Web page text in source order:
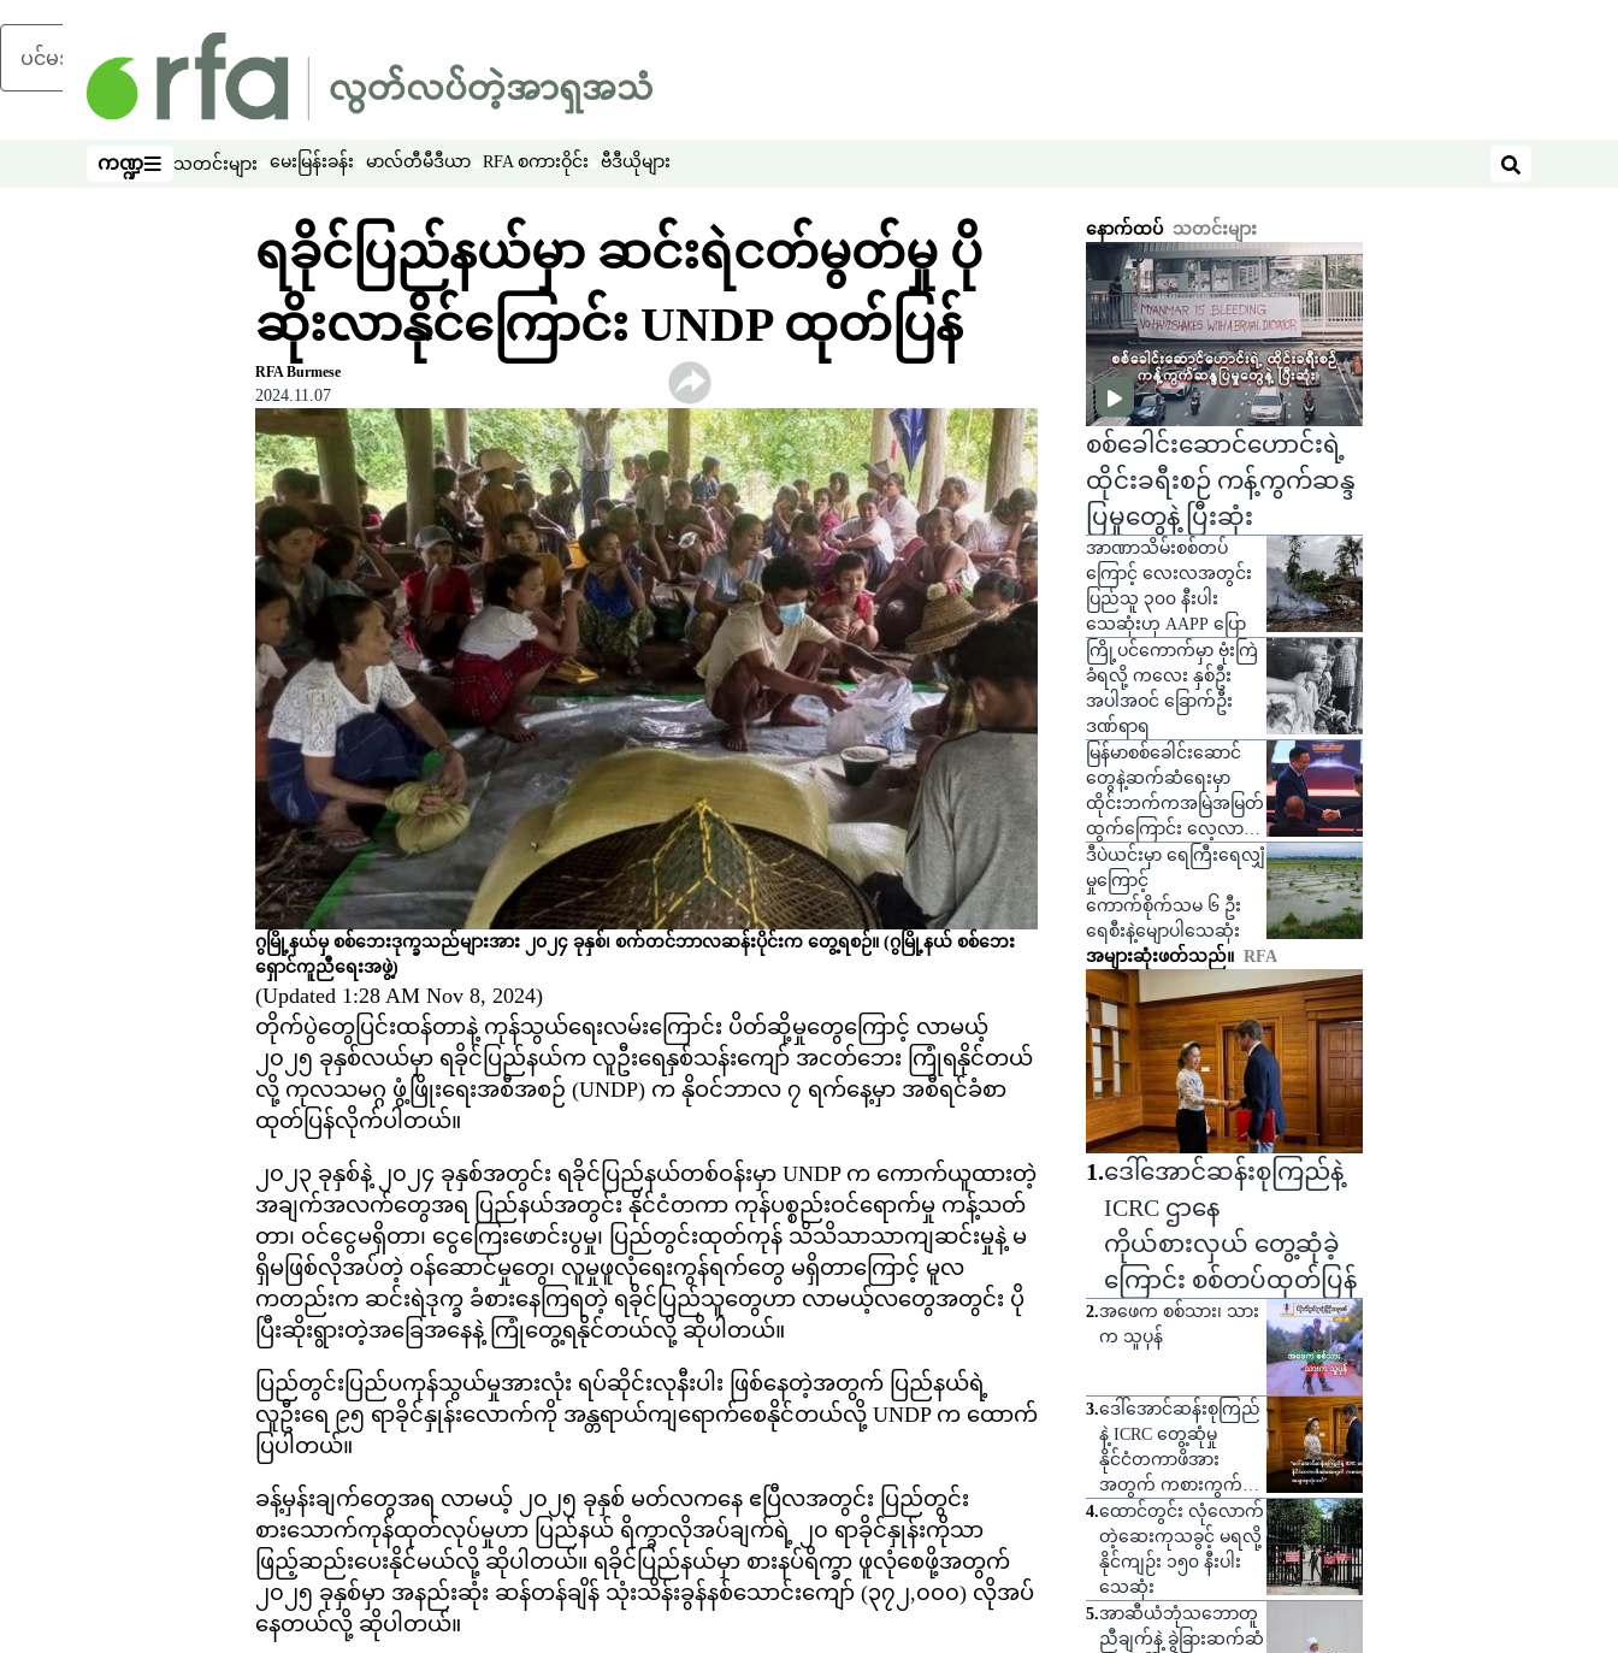
ပင်မအကြောင်းအရာသို့ ကျော်ရန်
ကဏ္ဍ
ကဏ္ဍ သတင်းများ မေးမြန်းခန်း မာလ်တီမီဒီယာ RFA စကားဝိုင်း ဗီဒီယိုများ
ရှာဖွေရန်
ရခိုင်ပြည်နယ်မှာ ဆင်းရဲငတ်မွတ်မှု ပို
ဆိုးလာနိုင်ကြောင်း UNDP ထုတ်ပြန်
RFA Burmese
2024.11.07
ဂွမြို့နယ်မှ စစ်ဘေးဒုက္ခသည်များအား ၂၀၂၄ ခုနှစ်၊ စက်တင်ဘာလဆန်းပိုင်းက တွေ့ရစဉ်။ (ဂွမြို့နယ် စစ်ဘေး
ရှောင်ကူညီရေးအဖွဲ့)
(Updated 1:28 AM Nov 8, 2024)
တိုက်ပွဲတွေပြင်းထန်တာနဲ့ ကုန်သွယ်ရေးလမ်းကြောင်း ပိတ်ဆို့မှုတွေကြောင့် လာမယ့်
၂၀၂၅ ခုနှစ်လယ်မှာ ရခိုင်ပြည်နယ်က လူဦးရေနှစ်သန်းကျော် အငတ်ဘေး ကြုံရနိုင်တယ်
လို့ ကုလသမဂ္ဂ ဖွံ့ဖြိုးရေးအစီအစဉ် (UNDP) က နိုဝင်ဘာလ ၇ ရက်နေ့မှာ အစီရင်ခံစာ
ထုတ်ပြန်လိုက်ပါတယ်။
၂၀၂၃ ခုနှစ်နဲ့ ၂၀၂၄ ခုနှစ်အတွင်း ရခိုင်ပြည်နယ်တစ်ဝန်းမှာ UNDP က ကောက်ယူထားတဲ့
အချက်အလက်တွေအရ ပြည်နယ်အတွင်း နိုင်ငံတကာ ကုန်ပစ္စည်းဝင်ရောက်မှု ကန့်သတ်
တာ၊ ဝင်ငွေမရှိတာ၊ ငွေကြေးဖောင်းပွမှု၊ ပြည်တွင်းထုတ်ကုန် သိသိသာသာကျဆင်းမှုနဲ့ မ
ရှိမဖြစ်လိုအပ်တဲ့ ဝန်ဆောင်မှုတွေ၊ လူမှုဖူလုံရေးကွန်ရက်တွေ မရှိတာကြောင့် မူလ
ကတည်းက ဆင်းရဲဒုက္ခ ခံစားနေကြရတဲ့ ရခိုင်ပြည်သူတွေဟာ လာမယ့်လတွေအတွင်း ပို
ပြီးဆိုးရွားတဲ့အခြေအနေနဲ့ ကြုံတွေ့ရနိုင်တယ်လို့ ဆိုပါတယ်။
ပြည်တွင်းပြည်ပကုန်သွယ်မှုအားလုံး ရပ်ဆိုင်းလုနီးပါး ဖြစ်နေတဲ့အတွက် ပြည်နယ်ရဲ့
လူဦးရေ ၉၅ ရာခိုင်နှုန်းလောက်ကို အန္တရာယ်ကျရောက်စေနိုင်တယ်လို့ UNDP က ထောက်
ပြပါတယ်။
ခန့်မှန်းချက်တွေအရ လာမယ့် ၂၀၂၅ ခုနှစ် မတ်လကနေ ဧပြီလအတွင်း ပြည်တွင်း
စားသောက်ကုန်ထုတ်လုပ်မှုဟာ ပြည်နယ် ရိက္ခာလိုအပ်ချက်ရဲ့ ၂၀ ရာခိုင်နှုန်းကိုသာ
ဖြည့်ဆည်းပေးနိုင်မယ်လို့ ဆိုပါတယ်။ ရခိုင်ပြည်နယ်မှာ စားနပ်ရိက္ခာ ဖူလုံစေဖို့အတွက်
၂၀၂၅ ခုနှစ်မှာ အနည်းဆုံး ဆန်တန်ချိန် သုံးသိန်းခွန်နစ်သောင်းကျော် (၃၇၂,၀၀၀) လိုအပ်
နေတယ်လို့ ဆိုပါတယ်။
နောက်ထပ် သတင်းများ
စစ်ခေါင်းဆောင်ဟောင်းရဲ့
ထိုင်းခရီးစဉ် ကန့်ကွက်ဆန္ဒ
ပြမှုတွေနဲ့ ပြီးဆုံး
အာဏာသိမ်းစစ်တပ်
ကြောင့် လေးလအတွင်း
ပြည်သူ ၃၀၀ နီးပါး
သေဆုံးဟု AAPP ပြော
ကြို့ပင်ကောက်မှာ ဗုံးကြဲ
ခံရလို့ ကလေး နှစ်ဦး
အပါအဝင် ခြောက်ဦး
ဒဏ်ရာရ
မြန်မာစစ်ခေါင်းဆောင်
တွေနဲ့ဆက်ဆံရေးမှာ
ထိုင်းဘက်ကအမြဲအမြတ်
ထွက်ကြောင်း လေ့လာသူ
တွေပြော
ဒီပဲယင်းမှာ ရေကြီးရေလျှံ
မှုကြောင့်
ကောက်စိုက်သမ ၆ ဦး
ရေစီးနဲ့မျောပါသေဆုံး
အများဆုံးဖတ်သည်။ RFA
1.ဒေါ်အောင်ဆန်းစုကြည်နဲ့
ICRC ဌာနေ
ကိုယ်စားလှယ် တွေ့ဆုံခဲ့
ကြောင်း စစ်တပ်ထုတ်ပြန်
2.အဖေက စစ်သား၊ သား
က သူပုန်
3.ဒေါ်အောင်ဆန်းစုကြည်
နဲ့ ICRC တွေ့ဆုံမှု
နိုင်ငံတကာဖိအား
အတွက် ကစားကွက်
တစ်ခုဟု သုံးသပ်
4.ထောင်တွင်း လုံလောက်
တဲ့ဆေးကုသခွင့် မရလို့
နိုင်ကျဉ်း ၁၅၀ နီးပါး
သေဆုံး
5.အာဆီယံဘုံသဘောတူ
ညီချက်နဲ့ ခွဲခြားဆက်ဆံ